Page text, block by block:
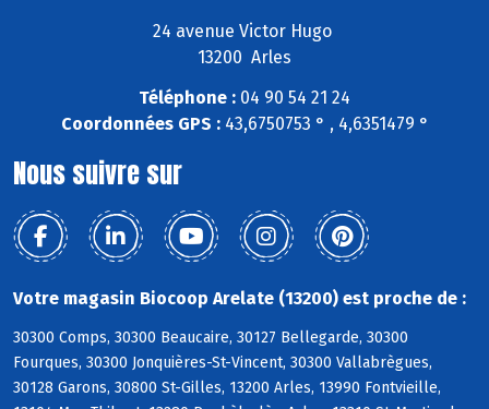
24 avenue Victor Hugo
13200 Arles
Téléphone : 04 90 54 21 24
Coordonnées GPS :43,6750753 ° , 4,6351479 °
Nous suivre sur
Votre magasin Biocoop Arelate (13200) est proche de :
30300 Comps, 30300 Beaucaire, 30127 Bellegarde, 30300
Fourques, 30300 Jonquières-St-Vincent, 30300 Vallabrègues,
30128 Garons, 30800 St-Gilles, 13200 Arles, 13990 Fontvieille,